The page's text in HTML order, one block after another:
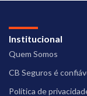
Institucional
Quem Somos
CB Seguros é
Política de